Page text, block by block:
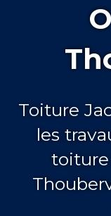
Toiture
les
toiture